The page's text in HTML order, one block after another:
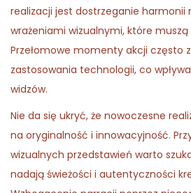
i
o
n
d
o
n
,
2
0
2
d
i
n
realizacji jest dostrzeganie harmonii
wrażeniami wizualnymi, które muszą
Przełomowe momenty akcji często
zastosowania technologii, co
widzów.
Nie da się ukryć, że nowoczesne
na oryginalność i innowacyjność.
wizualnych przedstawień warto
nadają świeżości i autentyczności